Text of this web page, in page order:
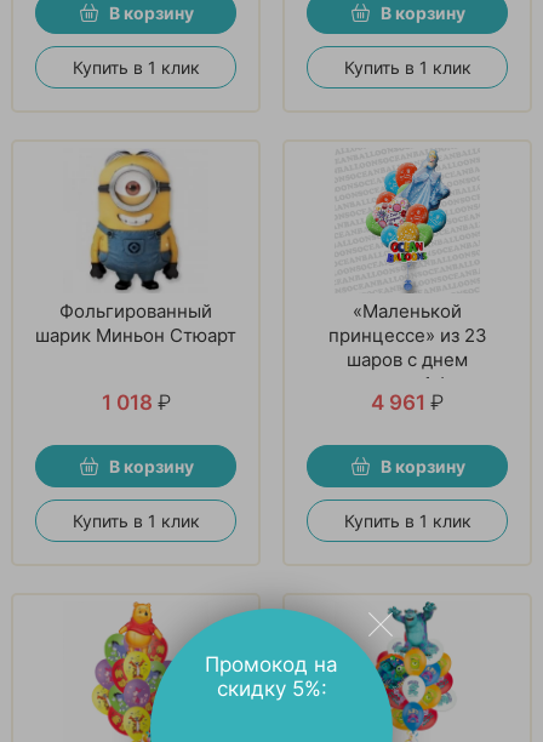
В корзину
Купить в 1 клик
В корзину
Купить в 1 клик
Фольгированный
шарик Миньон Стюарт
1 018 ₽
В корзину
Купить в 1 клик
«Маленькой
принцессе» из 23
шаров с днем
рождения и 1 фигуры
4 961 ₽
В корзину
Купить в 1 клик
Промокод на
скидку 5%: